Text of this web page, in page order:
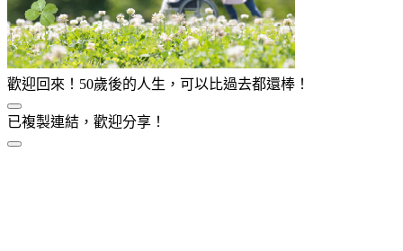
歡迎回來！50歲後的人生，可以比過去都還棒！
已複製連結，歡迎分享！